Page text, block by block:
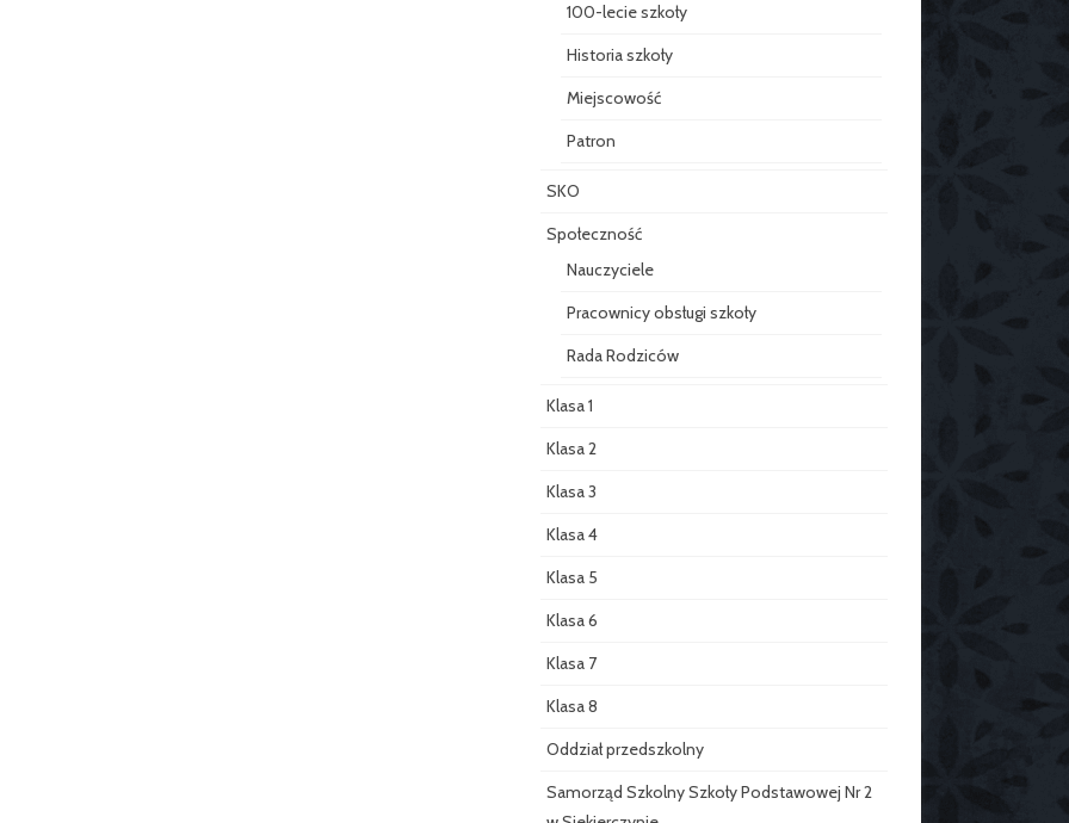
100-lecie szkoły
Historia szkoły
Miejscowość
Patron
SKO
Społeczność
Nauczyciele
Pracownicy obsługi szkoły
Rada Rodziców
Klasa 1
Klasa 2
Klasa 3
Klasa 4
Klasa 5
Klasa 6
Klasa 7
Klasa 8
Oddział przedszkolny
Samorząd Szkolny Szkoły Podstawowej Nr 2